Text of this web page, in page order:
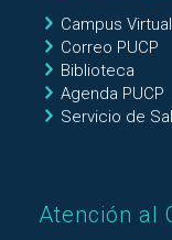
Campus Virtual
Correo PUCP
Biblioteca
Agenda PUCP
Servicio de
Atención al